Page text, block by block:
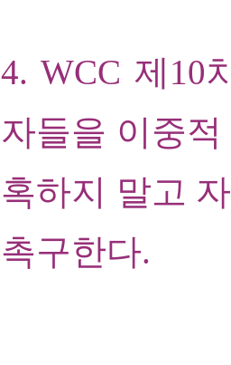
4. WCC 제10
자들을 이중
혹하지 말고
촉구한다.